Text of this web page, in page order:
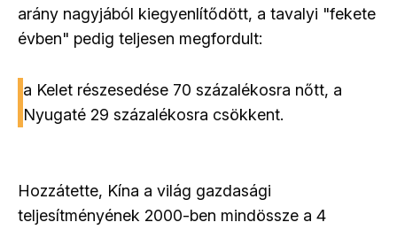
arány nagyjából kiegyenlítődött, a tavalyi "fekete
évben" pedig teljesen megfordult:
a Kelet részesedése 70 százalékosra nőtt, a
Nyugaté 29 százalékosra csökkent.
Hozzátette, Kína a világ gazdasági
teljesítményének 2000-ben mindössze a 4